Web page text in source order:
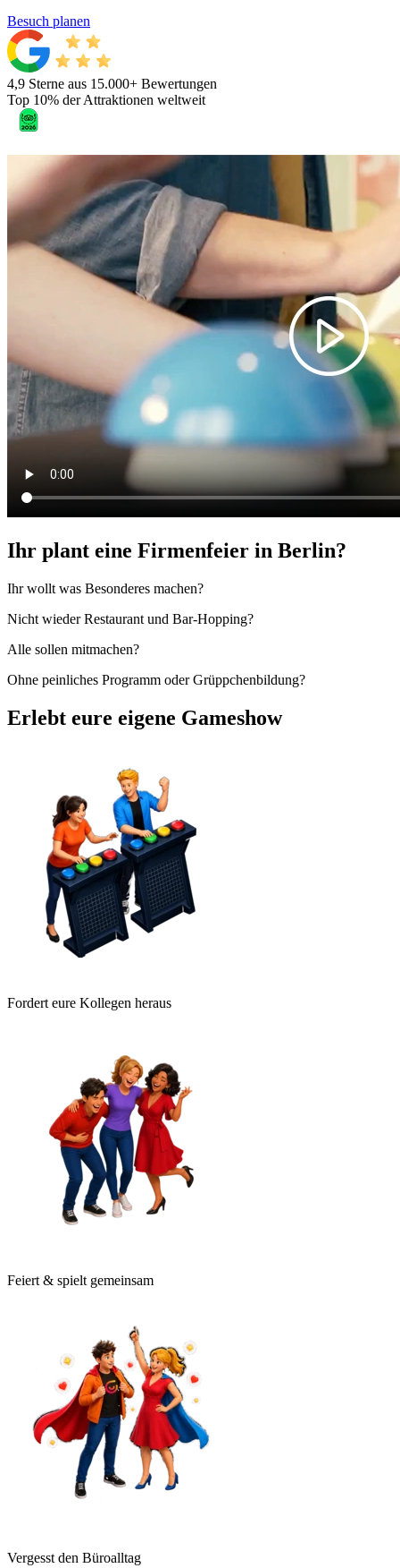
Besuch planen
4,9 Sterne aus 15.000+ Bewertungen
Top 10% der Attraktionen weltweit
Ihr plant eine Firmenfeier in Berlin?
Ihr wollt was Besonderes machen?
Nicht wieder Restaurant und Bar-Hopping?
Alle sollen mitmachen?
Ohne peinliches Programm oder Grüppchenbildung?
Erlebt eure eigene Gameshow
Fordert eure Kollegen heraus
Feiert & spielt gemeinsam
Vergesst den Büroalltag